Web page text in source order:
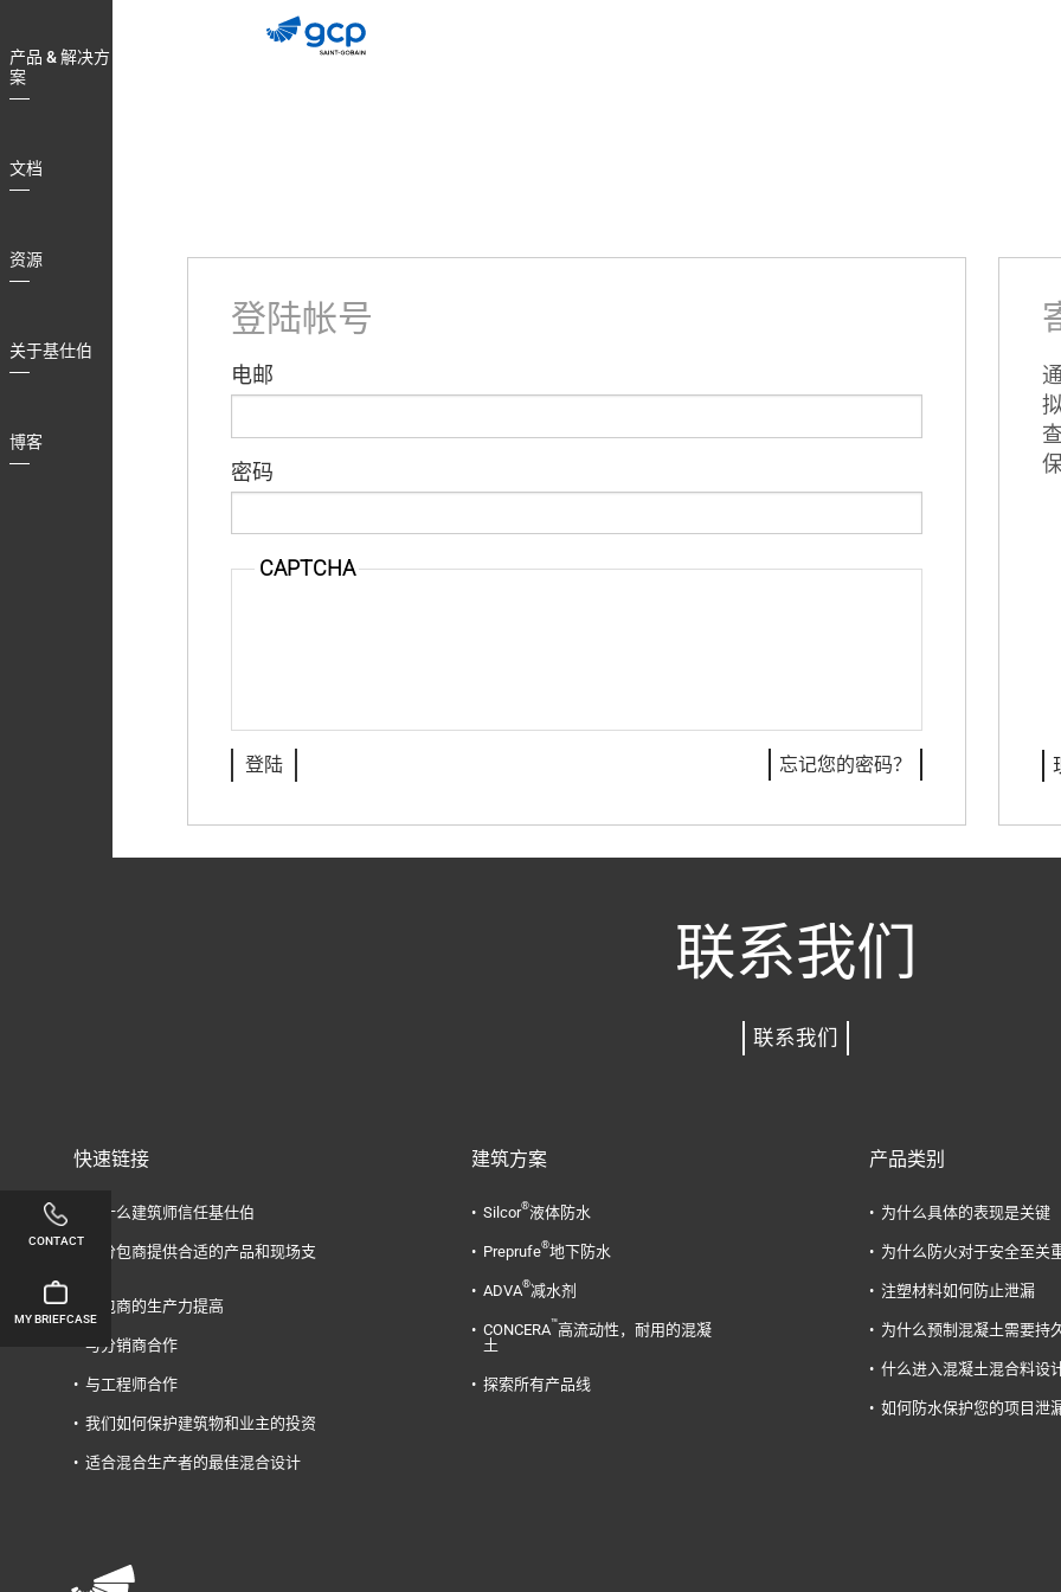
to
main
navigation
产品 & 解决方
案
文档
资源
关于基仕伯
博客
CONTACT
MY BRIEFCASE
登陆帐号
电邮
密码
CAPTCHA
忘记您的密码？
联系我们
联系我们
快速链接
为什么建筑师信任基仕伯
为分包商提供合适的产品和现场支
承包商的生产力提高
与分销商合作
与工程师合作
我们如何保护建筑物和业主的投资
适合混合生产者的最佳混合设计
建筑方案
Silcor®液体防水
Preprufe®地下防水
ADVA®减水剂
CONCERA™高流动性，耐用的混凝
土
探索所有产品线
产品类别
为什么具体的表现是关键
为什么防火对于安全至关
注塑材料如何防止泄漏
为什么预制混凝土需要持
什么进入混凝土混合料设
如何防水保护您的项目泄